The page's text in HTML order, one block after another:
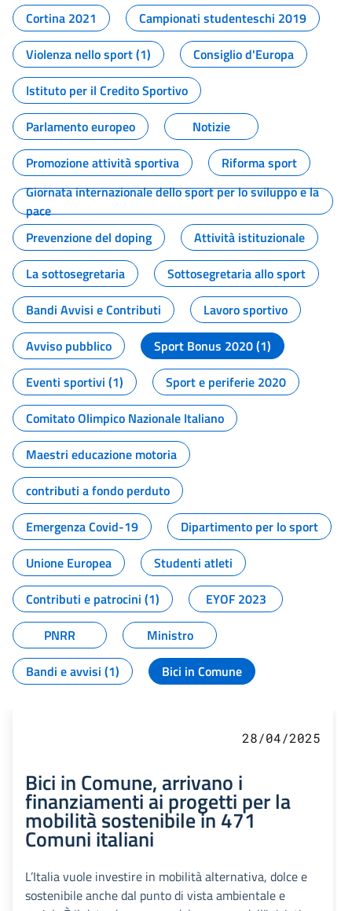
Cortina 2021
Campionati studenteschi 2019
Violenza nello sport (1)
Consiglio d'Europa
Istituto per il Credito Sportivo
Parlamento europeo
Notizie
Promozione attività sportiva
Riforma sport
Giornata internazionale dello sport per lo sviluppo e la
pace
Prevenzione del doping
Attività istituzionale
La sottosegretaria
Sottosegretaria allo sport
Bandi Avvisi e Contributi
Lavoro sportivo
Avviso pubblico
Sport Bonus 2020 (1)
Eventi sportivi (1)
Sport e periferie 2020
Comitato Olimpico Nazionale Italiano
Maestri educazione motoria
contributi a fondo perduto
Emergenza Covid-19
Dipartimento per lo sport
Unione Europea
Studenti atleti
Contributi e patrocini (1)
EYOF 2023
PNRR
Ministro
Bandi e avvisi (1)
Bici in Comune
28/04/2025
Bici in Comune, arrivano i
finanziamenti ai progetti per la
mobilità sostenibile in 471
Comuni italiani
L’Italia vuole investire in mobilità alternativa, dolce e
sostenibile anche dal punto di vista ambientale e